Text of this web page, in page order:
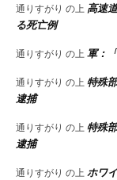
通りすがり の上 高速
る死亡例
通りすがり の上 軍：
通りすがり の上 特殊
逮捕
通りすがり の上 特殊
逮捕
通りすがり の上 ホワ